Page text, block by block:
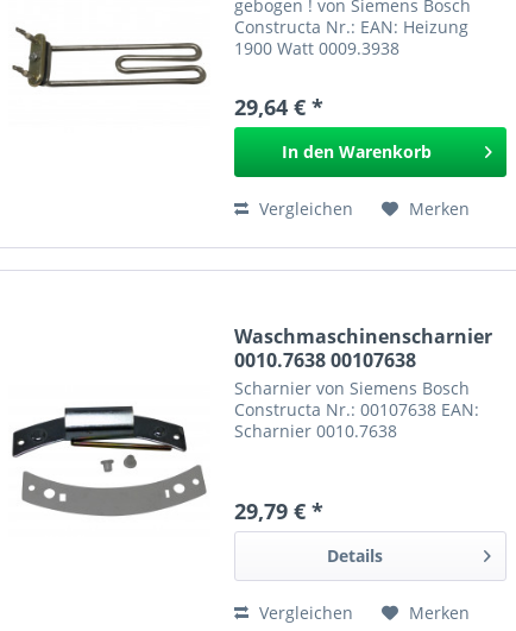
gebogen ! von Siemens Bosch
Constructa Nr.: EAN: Heizung
1900 Watt 0009.3938
29,64 € *
In den Warenkorb
Vergleichen Merken
Waschmaschinenscharnier
0010.7638 00107638
Scharnier von Siemens Bosch
Constructa Nr.: 00107638 EAN:
Scharnier 0010.7638
29,79 € *
Details
Vergleichen Merken